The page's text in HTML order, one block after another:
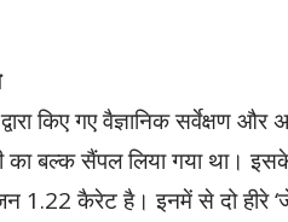
किए गए वैज्ञानिक सर्वेक्षण
बल्क सैंपल लिया गया था।
1.22 कैरेट है। इनमें से दो हीरे